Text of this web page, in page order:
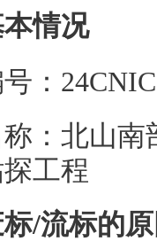
情况
：
：北山
工程
/流标的